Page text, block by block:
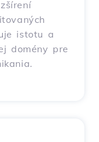
istotu a
domény pre